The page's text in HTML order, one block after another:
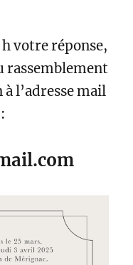
votre réponse,
rassemblement
l’adresse mail